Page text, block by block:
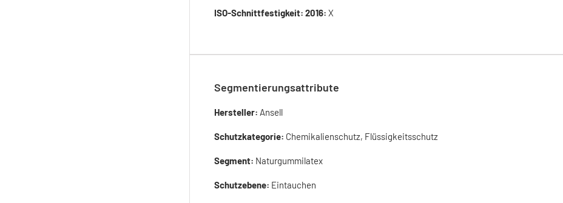
ISO-Schnittfestigkeit: 2016: X
Segmentierungsattribute
Hersteller: Ansell
Schutzkategorie: Chemikalienschutz, Flüssigkeitsschutz
Segment: Naturgummilatex
Schutzebene: Eintauchen